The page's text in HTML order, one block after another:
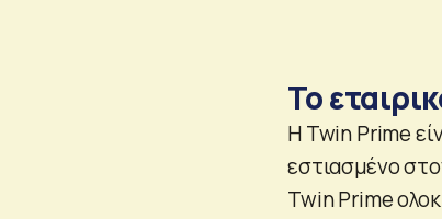
Το
Η Twin Prime
εστιασμένο
Twin Prime